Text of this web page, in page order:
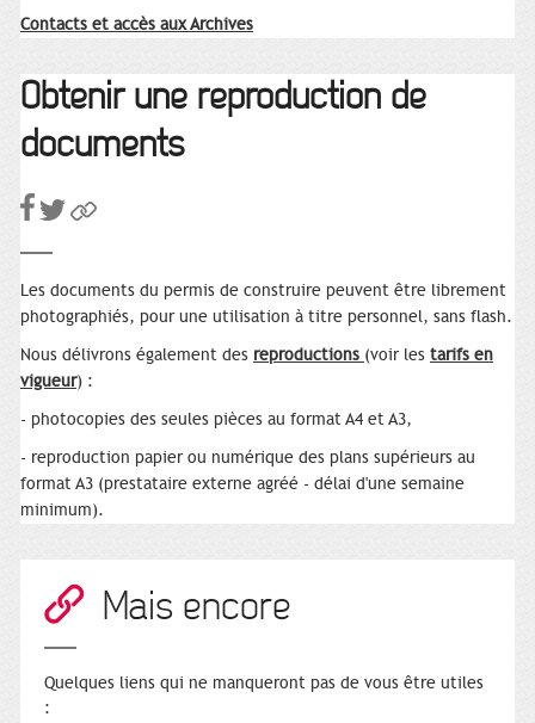
Contacts et accès aux Archives
Obtenir une reproduction de
documents
Les documents du permis de construire peuvent être librement
photographiés, pour une utilisation à titre personnel, sans flash.
Nous délivrons également des reproductions (voir les tarifs en
vigueur) :
- photocopies des seules pièces au format A4 et A3,
- reproduction papier ou numérique des plans supérieurs au
format A3 (prestataire externe agréé - délai d'une semaine
minimum).
Mais encore
Quelques liens qui ne manqueront pas de vous être utiles
: